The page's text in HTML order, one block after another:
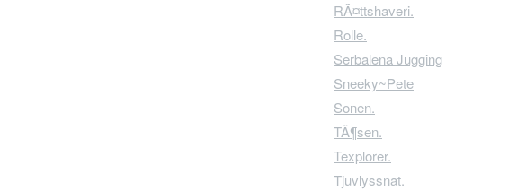
RÃ¤ttshaveri.
Rolle.
Serbalena Jugging
Sneeky~Pete
Sonen.
TÃ¶sen.
Texplorer.
Tjuvlyssnat.